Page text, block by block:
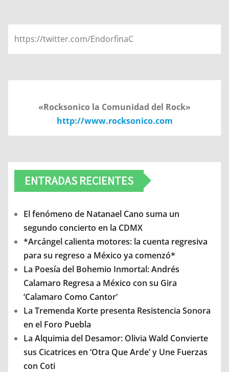
https://twitter.com/EndorfinaC
«Rocksonico la Comunidad del Rock»
http://www.rocksonico.com
ENTRADAS RECIENTES
El fenómeno de Natanael Cano suma un
segundo concierto en la CDMX
*Arcángel calienta motores: la cuenta regresiva
para su regreso a México ya comenzó*
La Poesía del Bohemio Inmortal: Andrés
Calamaro Regresa a México con su Gira
‘Calamaro Como Cantor’
La Tremenda Korte presenta Resistencia Sonora
en el Foro Puebla
La Alquimia del Desamor: Olivia Wald Convierte
sus Cicatrices en ‘Otra Que Arde’ y Une Fuerzas
con Coti